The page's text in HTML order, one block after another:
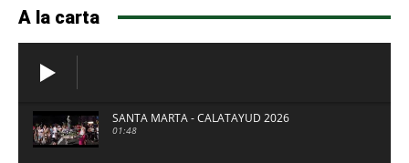
A la carta
SANTA MARTA - CALATAYUD 2026
01:48